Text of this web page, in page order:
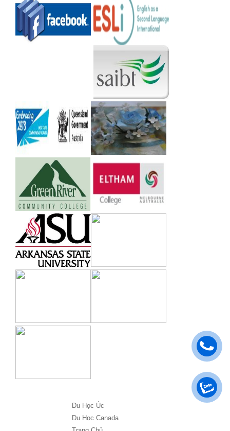
Du Học Úc
Du Học Canada